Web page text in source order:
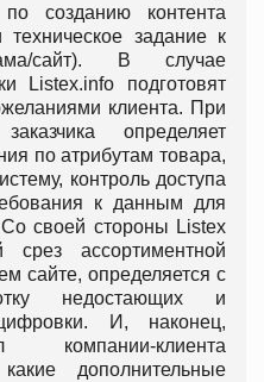
по созданию контента
задание к
сайт). В случае
Listex.info подготовят
клиента. При
определяет
по атрибутам товара,
контроль доступа
к данным для
своей стороны Listex
срез ассортиментной
сайте, определяется с
недостающих и
И, наконец,
компании-клиента
дополнительные